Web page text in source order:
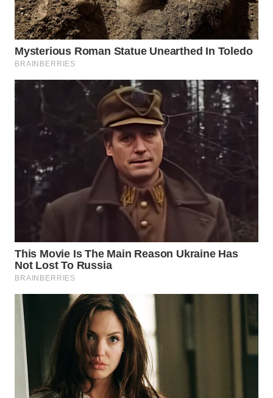
WAHANA
INFRASTRUKTUR
WAHANA
KONSUMEN
WAHANA
LISTRIK
WAHANA
TV
ID
WAHANANEWS
WAHANANEWS
WAHANA
SPORT